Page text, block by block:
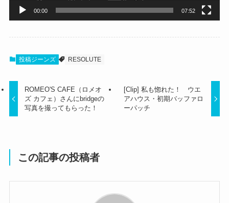
00:00 07:52
投稿ジーンズ RESOLUTE
ROMEO'S CAFE（ロメオ
ズ カフェ）さんにbridgeの
写真を撮ってもらった！
[Clip] 私も惚れた！ ウエ
アハウス・初期バッファロ
ーパッチ
この記事の投稿者